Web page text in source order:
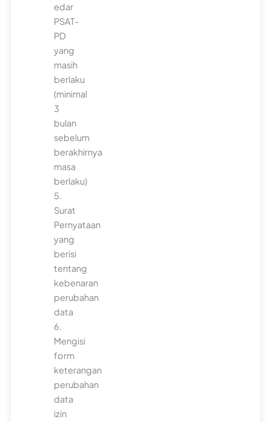
edar
PSAT-
PD
yang
masih
berlaku
(minimal
3
bulan
sebelum
berakhirnya
masa
berlaku)
5.
Surat
Pernyataan
yang
berisi
tentang
kebenaran
perubahan
data
6.
Mengisi
form
keterangan
perubahan
data
izin